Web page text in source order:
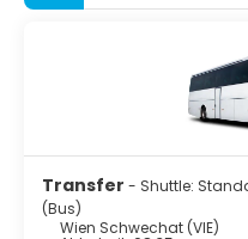
Transfer - Shuttle:
(Bus)
Wien Schwechat (VIE)